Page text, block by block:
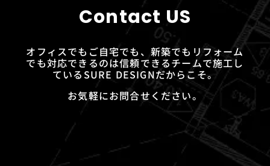
Contact US
オフィスでもご自宅でも、新築でもリフォーム
でも対応できるのは信頼できるチームで施工し
ているSURE DESIGNだからこそ。
お気軽にお問合せください。